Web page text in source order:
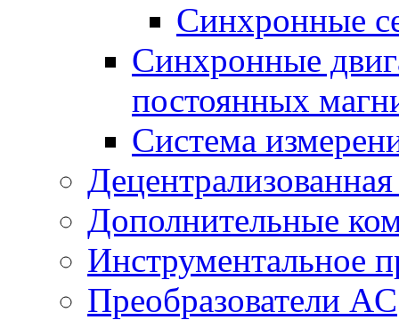
Синхронные
Синхронные
постоянных
Система
Дополнительные
Инструментальное
Преобразователи AC